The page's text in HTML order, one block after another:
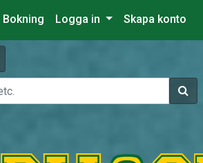
Bokning Logga in Skapa konto
Sök